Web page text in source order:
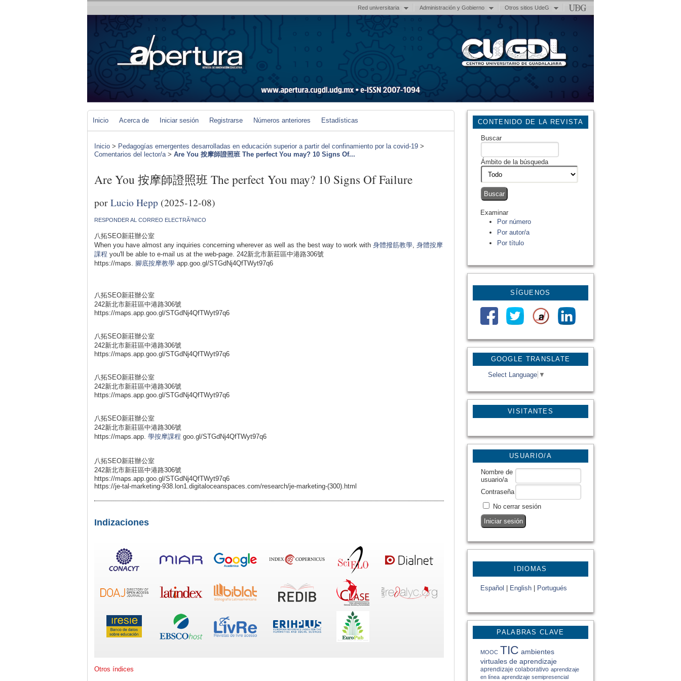
Red universitaria Administración y Gobierno Otros sitios UdeG
GOOGLE TRANSLATE
Select Language ▼
VISITANTES
CONTENIDO DE LA REVISTA
Buscar
Ámbito de la búsqueda
Examinar
Por número
Por autor/a
Por título
SÍGUENOS
USUARIO/A
Nombre de
usuario/a
Contraseña
No cerrar sesión
IDIOMAS
Español English Portugués
PALABRAS CLAVE
MOOC TIC ambientes
virtuales de aprendizaje
aprendizaje colaborativo aprendizaje
en línea aprendizaje semipresencial
Inicio Acerca de Iniciar sesión Registrarse Números anteriores Estadísticas
Inicio > Pedagogías emergentes desarrolladas en educación superior a partir del confinamiento por la covid-19 >
Comentarios del lector/a> Are You 按摩師證照班 The perfect You may? 10 Signs Of...
Are You 按摩師證照班 The perfect You may? 10 Signs Of Failure
porLucio Hepp (2025-12-08)
RESPONDER AL CORREO ELECTRÃ³NICO
八拓SEO新莊辦公室
When you have almost any inquiries concerning wherever as well as the best way to work with 身體撥筋教學 身體按摩
課程 you'll be able to e-mail us at the web-page. 242新北市新莊區中港路306號
https://maps. 腳底按摩教學 app.goo.gl/STGdNj4QfTWyt97q6
八拓SEO新莊辦公室
242新北市新莊區中港路306號
https://maps.app.goo.gl/STGdNj4QfTWyt97q6
八拓SEO新莊辦公室
242新北市新莊區中港路306號
https://maps.app.goo.gl/STGdNj4QfTWyt97q6
八拓SEO新莊辦公室
242新北市新莊區中港路306號
https://maps.app.goo.gl/STGdNj4QfTWyt97q6
八拓SEO新莊辦公室
242新北市新莊區中港路306號
https://maps.app. 學按摩課程 goo.gl/STGdNj4QfTWyt97q6
八拓SEO新莊辦公室
242新北市新莊區中港路306號
https://maps.app.goo.gl/STGdNj4QfTWyt97q6
https://je-tal-marketing-938.lon1.digitaloceanspaces.com/research/je-marketing-(300).html
Indizaciones
Otros índices